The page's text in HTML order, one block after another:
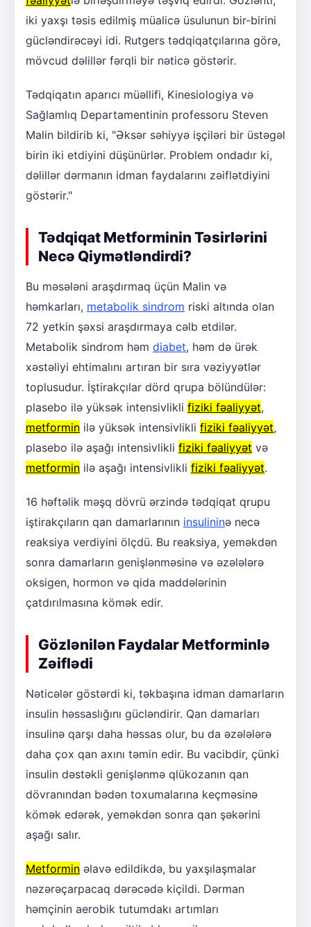
iki yaxşı təsis edilmiş müalicə üsulunun bir-birini
gücləndirəcəyi idi. Rutgers tədqiqatçılarına görə,
mövcud dəlillər fərqli bir nəticə göstərir.
Tədqiqatın aparıcı müəllifi, Kinesiologiya və
Sağlamlıq Departamentinin professoru Steven
Malin bildirib ki, "Əksər səhiyyə işçiləri bir üstəgəl
birin iki etdiyini düşünürlər. Problem ondadır ki,
dəlillər dərmanın idman faydalarını zəiflətdiyini
göstərir."
Tədqiqat Metforminin Təsirlərini
Necə Qiymətləndirdi?
Bu məsələni araşdırmaq üçün Malin və
həmkarları, metabolik sindrom riski altında olan
72 yetkin şəxsi araşdırmaya cəlb etdilər.
Metabolik sindrom həm diabet, həm də ürək
xəstəliyi ehtimalını artıran bir sıra vəziyyətlər
toplusudur. İştirakçılar dörd qrupa bölündülər:
plasebo ilə yüksək intensivlikli fiziki fəaliyyət,
metformin ilə yüksək intensivlikli fiziki fəaliyyət,
plasebo ilə aşağı intensivlikli fiziki fəaliyyət və
metformin ilə aşağı intensivlikli fiziki fəaliyyət.
16 həftəlik məşq dövrü ərzində tədqiqat qrupu
iştirakçıların qan damarlarının insulininə necə
reaksiya verdiyini ölçdü. Bu reaksiya, yeməkdən
sonra damarların genişlənməsinə və əzələlərə
oksigen, hormon və qida maddələrinin
çatdırılmasına kömək edir.
Gözlənilən Faydalar Metforminlə
Zəiflədi
Nəticələr göstərdi ki, təkbaşına idman damarların
insulin həssaslığını gücləndirir. Qan damarları
insulinə qarşı daha həssas olur, bu da əzələlərə
daha çox qan axını təmin edir. Bu vacibdir, çünki
insulin dəstəkli genişlənmə qlükozanın qan
dövranından bədən toxumalarına keçməsinə
kömək edərək, yeməkdən sonra qan şəkərini
aşağı salır.
Metformin əlavə edildikdə, bu yaxşılaşmalar
nəzərəçarpacaq dərəcədə kiçildi. Dərman
həmçinin aerobik tutumdakı artımları